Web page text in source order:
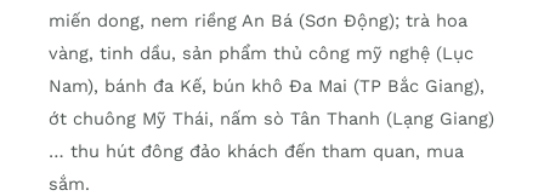
miến dong, nem riềng An Bá (Sơn Động); trà hoa
vàng, tinh dầu, sản phẩm thủ công mỹ nghệ (Lục
Nam), bánh đa Kế, bún khô Đa Mai (TP Bắc Giang),
ớt chuông Mỹ Thái, nấm sò Tân Thanh (Lạng Giang)
… thu hút đông đảo khách đến tham quan, mua
sắm.